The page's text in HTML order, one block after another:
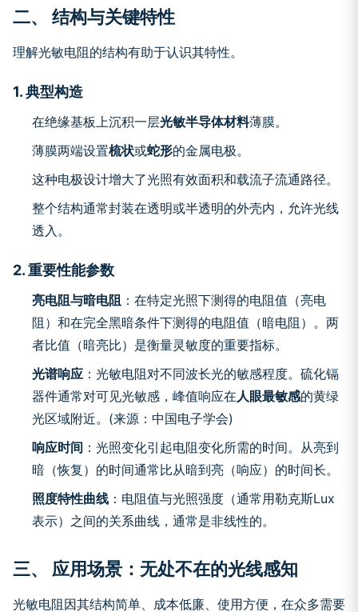
二、 结构与关键特性
理解光敏电阻的结构有助于认识其特性。
1. 典型构造
在绝缘基板上沉积一层光敏半导体材料薄膜。
薄膜两端设置梳状或蛇形的金属电极。
这种电极设计增大了光照有效面积和载流子流通路径。
整个结构通常封装在透明或半透明的外壳内，允许光线
透入。
2. 重要性能参数
亮电阻与暗电阻 ：在特定光照下测得的电阻值（亮电
阻）和在完全黑暗条件下测得的电阻值（暗电阻）。两
者比值（暗亮比）是衡量灵敏度的重要指标。
光谱响应 ：光敏电阻对不同波长光的敏感程度。硫化镉
器件通常对可见光敏感，峰值响应在人眼最敏感的黄绿
光区域附近。(来源：中国电子学会)
响应时间 ：光照变化引起电阻变化所需的时间。从亮到
暗（恢复）的时间通常比从暗到亮（响应）的时间长。
照度特性曲线 ：电阻值与光照强度（通常用勒克斯Lux
表示）之间的关系曲线，通常是非线性的。
三、 应用场景：无处不在的光线感知
光敏电阻因其结构简单、成本低廉、使用方便，在众多需要